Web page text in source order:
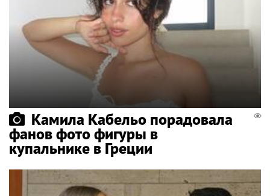
Камила Кабельо порадовала
фанов фото фигуры в
купальнике в Греции